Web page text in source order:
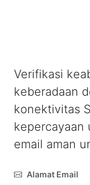
Verifikasi
keberadaan
konektivitas
kepercayaan
email aman
Alamat Email